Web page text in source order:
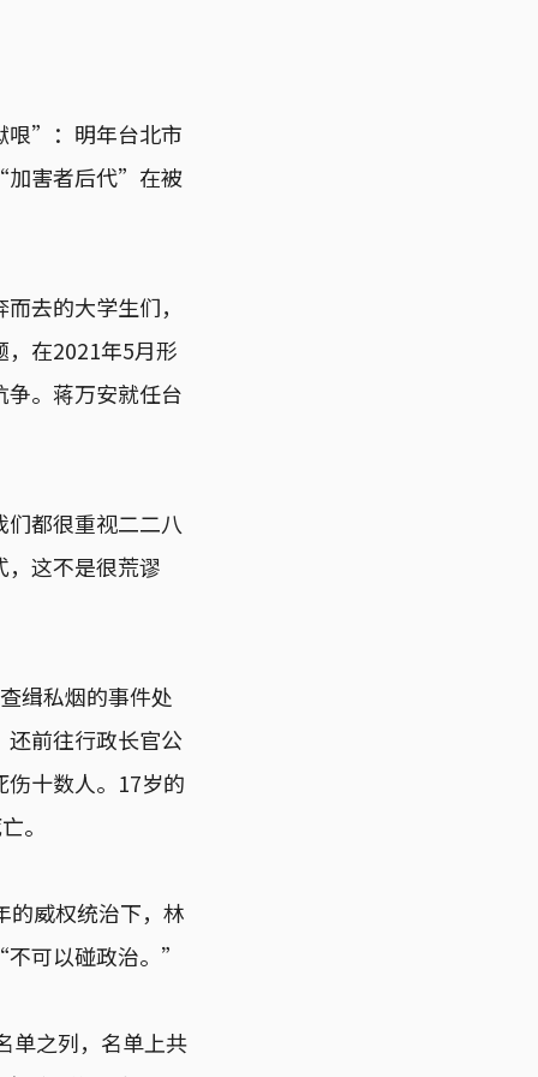
哏”：明年台北市
加害者后代”在被
去的大学生们，
在2021年5月形
。蒋万安就任台
都很重视二二八
这不是很荒谬
缉私烟的事件处
还前往行政长官公
十数人。17岁的
。
威权统治下，林
可以碰政治。”
单之列，名单上共